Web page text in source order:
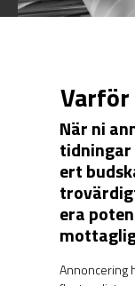
När ni
tidningar
ert
era
Annoncering